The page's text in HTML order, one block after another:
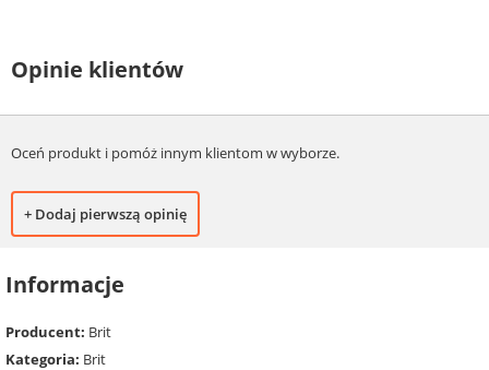
Opinie klientów
Oceń produkt i pomóż innym klientom w wyborze.
+ Dodaj pierwszą opinię
Informacje
Producent: Brit
Kategoria: Brit